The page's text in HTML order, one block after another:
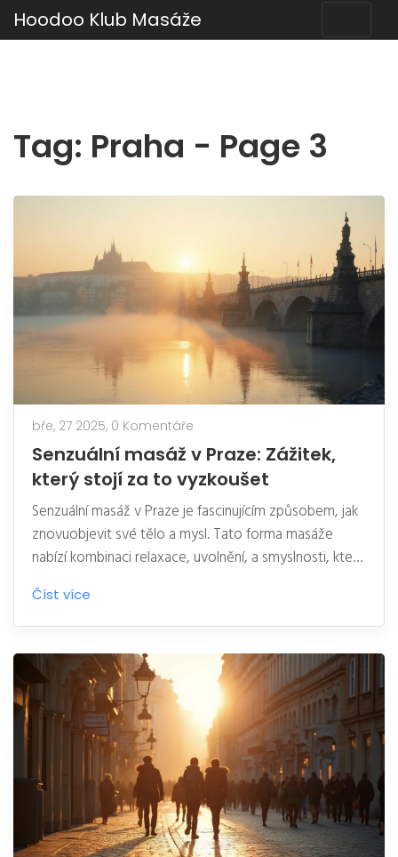
Hoodoo Klub Masáže
Tag: Praha - Page 3
bře, 27 2025, 0 Komentáře
Senzuální masáž v Praze: Zážitek,
který stojí za to vyzkoušet
Senzuální masáž v Praze je fascinujícím způsobem, jak
znovuobjevit své tělo a mysl. Tato forma masáže
nabízí kombinaci relaxace, uvolnění, a smyslnosti, která
je nezapomenutelná. I v rušném městě, jako je Praha,
si můžete dopřát chvíle klidu a pohody.
Prozkoumáme, proč je tento zážitek tolik oblíbený a
jaké tipy vám pomohou si ho naplno užít.
Číst více